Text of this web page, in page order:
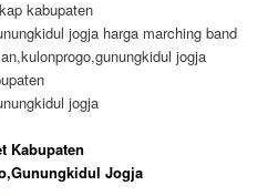
Kabupaten
Jogja